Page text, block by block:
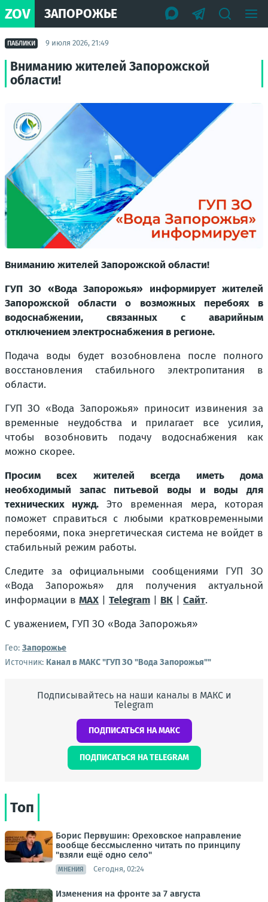
ZOV ЗАПОРОЖЬЕ
ПАБЛИКИ 9 июля 2026, 21:49
Вниманию жителей Запорожской
области!
Вниманию жителей Запорожской области!
ГУП ЗО «Вода Запорожья» информирует жителей
Запорожской области о возможных перебоях в
водоснабжении, связанных с аварийным
отключением электроснабжения в регионе.
Подача воды будет возобновлена после полного
восстановления стабильного электропитания в
области.
ГУП ЗО «Вода Запорожья» приносит извинения за
временные неудобства и прилагает все усилия,
чтобы возобновить подачу водоснабжения как
можно скорее.
Просим всех жителей всегда иметь дома
необходимый запас питьевой воды и воды для
технических нужд. Это временная мера, которая
поможет справиться с любыми кратковременными
перебоями, пока энергетическая система не войдет в
стабильный режим работы.
Следите за официальными сообщениями ГУП ЗО
«Вода Запорожья» для получения актуальной
информации в MAX | Telegram | ВК | Сайт.
С уважением, ГУП ЗО «Вода Запорожья»
Гео: Запорожье
Источник: Канал в МАКС "ГУП ЗО "Вода Запорожья""
Подписывайтесь на наши каналы в МАКС и
Telegram
ПОДПИСАТЬСЯ НА МАКС
ПОДПИСАТЬСЯ НА TELEGRAM
Топ
Борис Первушин: Ореховское направление
вообще бессмысленно читать по принципу
"взяли ещё одно село"
МНЕНИЯ Сегодня, 02:24
Изменения на фронте за 7 августа